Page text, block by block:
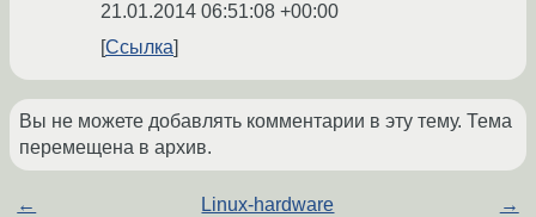
21.01.2014 06:51:08 +00:00
Ссылка
Вы не можете добавлять комментарии в эту тему. Тема
перемещена в архив.
← Linux-hardware →